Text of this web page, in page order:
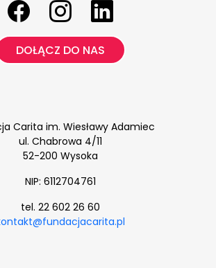
DOŁĄCZ DO NAS
Carita im. Wiesławy Adamiec
ul. Chabrowa 4/11
52-200 Wysoka
NIP: 6112704761
tel. 22 602 26 60